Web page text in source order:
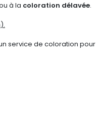
à la coloration délavée.
).
service de coloration pour